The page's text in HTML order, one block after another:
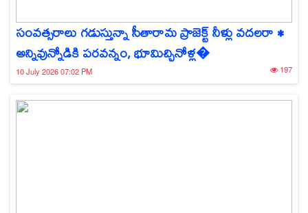
సంవత్సరాలు గడుస్తున్నా సీతారామ ప్రాజెక్ట్ నీళ్లు వదలరా •
అన్నివున్నోడికి పరవన్నం, భూమిచ్చినోళ్ల�
10 July 2026 07:02 PM 197